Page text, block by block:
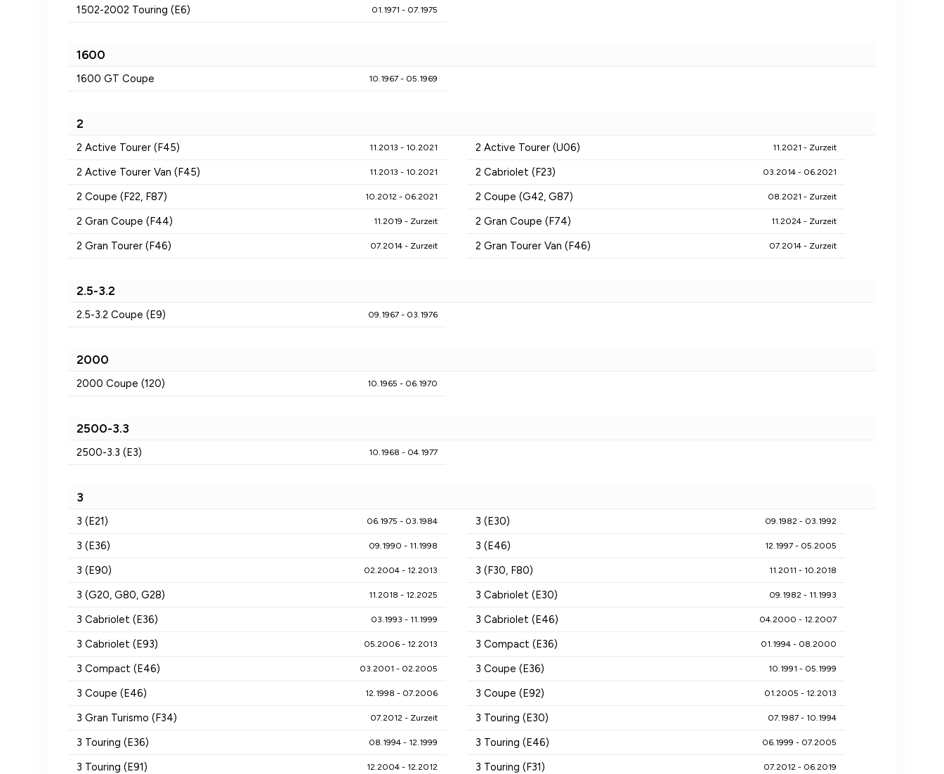
1502-2002 Touring (E6) 01.1971 - 07.1975
1600
1600 GT Coupe 10.1967 - 05.1969
2
2 Active Tourer (F45) 11.2013 - 10.2021 2 Active Tourer (U06) 11.2021 - Zurzeit
2 Active Tourer Van (F45) 11.2013 - 10.2021 2 Cabriolet (F23) 03.2014 - 06.2021
2 Coupe (F22, F87) 10.2012 - 06.2021 2 Coupe (G42, G87) 08.2021 - Zurzeit
2 Gran Coupe (F44) 11.2019 - Zurzeit 2 Gran Coupe (F74) 11.2024 - Zurzeit
2 Gran Tourer (F46) 07.2014 - Zurzeit 2 Gran Tourer Van (F46) 07.2014 - Zurzeit
2.5-3.2
2.5-3.2 Coupe (E9) 09.1967 - 03.1976
2000
2000 Coupe (120) 10.1965 - 06.1970
2500-3.3
2500-3.3 (E3) 10.1968 - 04.1977
3
3 (E21) 06.1975 - 03.1984 3 (E30) 09.1982 - 03.1992
3 (E36) 09.1990 - 11.1998 3 (E46) 12.1997 - 05.2005
3 (E90) 02.2004 - 12.2013 3 (F30, F80) 11.2011 - 10.2018
3 (G20, G80, G28) 11.2018 - 12.2025 3 Cabriolet (E30) 09.1982 - 11.1993
3 Cabriolet (E36) 03.1993 - 11.1999 3 Cabriolet (E46) 04.2000 - 12.2007
3 Cabriolet (E93) 05.2006 - 12.2013 3 Compact (E36) 01.1994 - 08.2000
3 Compact (E46) 03.2001 - 02.2005 3 Coupe (E36) 10.1991 - 05.1999
3 Coupe (E46) 12.1998 - 07.2006 3 Coupe (E92) 01.2005 - 12.2013
3 Gran Turismo (F34) 07.2012 - Zurzeit 3 Touring (E30) 07.1987 - 10.1994
3 Touring (E36) 08.1994 - 12.1999 3 Touring (E46) 06.1999 - 07.2005
3 Touring (E91) 12.2004 - 12.2012 3 Touring (F31) 07.2012 - 06.2019